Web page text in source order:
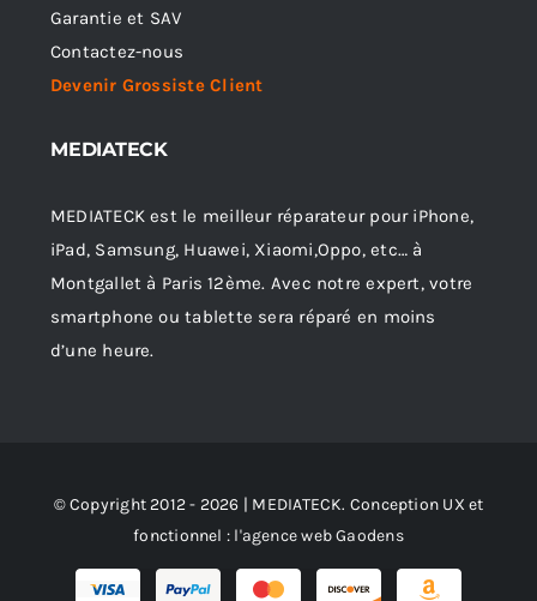
Garantie et SAV
Contactez-nous
Devenir Grossiste Client
MEDIATECK
MEDIATECK est le meilleur réparateur pour iPhone,
iPad, Samsung, Huawei, Xiaomi,Oppo, etc… à
Montgallet à Paris 12ème. Avec notre expert, votre
smartphone ou tablette sera réparé en moins
d’une heure.
© Copyright 2012 - 2026 | MEDIATECK. Conception UX et
fonctionnel : l'agence web Gaodens